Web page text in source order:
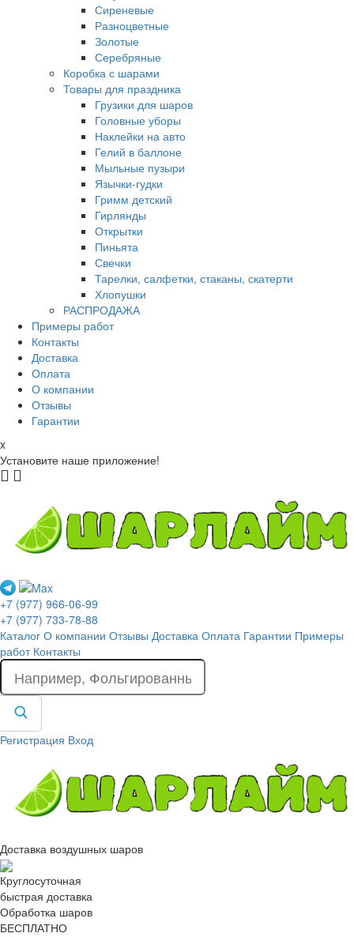
Сиреневые
Разноцветные
Золотые
Серебряные
Коробка с шарами
Товары для праздника
Грузики для шаров
Головные уборы
Наклейки на авто
Гелий в баллоне
Мыльные пузыри
Язычки-гудки
Гримм детский
Гирлянды
Открытки
Пиньята
Свечки
Тарелки, салфетки, стаканы, скатерти
Хлопушки
РАСПРОДАЖА
Примеры работ
Контакты
Доставка
Оплата
О компании
Отзывы
Гарантии
x
Установите наше приложение!
+7 (977) 966-06-99
+7 (977) 733-78-88
Каталог О компании Отзывы Доставка Оплата Гарантии Примеры
работ Контакты
Регистрация Вход
Доставка воздушных шаров
Круглосуточная
быстрая доставка
Обработка шаров
БЕСПЛАТНО